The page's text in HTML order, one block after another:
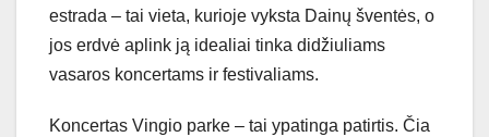
estrada – tai vieta, kurioje vyksta Dainų šventės, o
jos erdvė aplink ją idealiai tinka didžiuliams
vasaros koncertams ir festivaliams.
Koncertas Vingio parke – tai ypatinga patirtis. Čia